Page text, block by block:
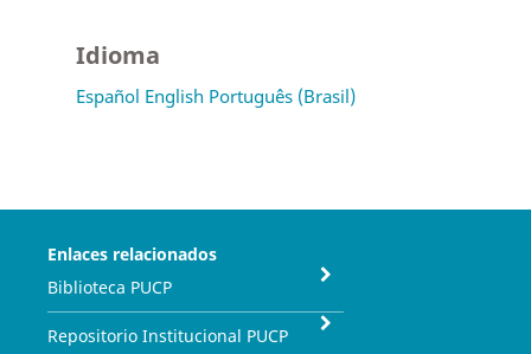
Idioma
Español English Português (Brasil)
Enlaces relacionados
Biblioteca PUCP
Repositorio Institucional PUCP